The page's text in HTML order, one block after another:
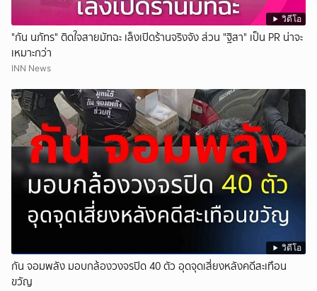
วิดีโอ
"กัน นภัทร" ติดใจสายมัทฉะ เล็งเปิดร้านจริงจัง ส่วน "ฐิสา" เป็น PR น่าจะ
เหมาะกว่า
INN News
วิดีโอ
กัน จอมพลัง มอบกล้องวงจรปิด 40 ตัว อุดจุดเสี่ยงหลังคดีสะเทือน
ขวัญ